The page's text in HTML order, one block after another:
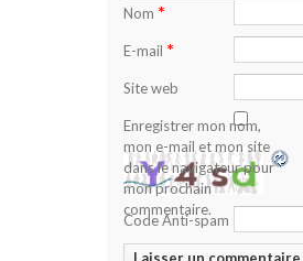
Nom *
E-mail *
Site web
Enregistrer mon nom,
mon e-mail et mon site
dans le navigateur pour
mon prochain
commentaire.
Code Anti-spam